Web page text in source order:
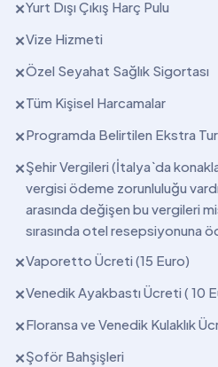
✕Yurt Dışı Çıkış Harç Pulu
✕Vize Hizmeti
✕Özel Seyahat Sağlık Sigortası
✕Tüm Kişisel Harcamalar
✕Programda Belirtilen Ekstra
✕Şehir Vergileri (İtalya`da
vergisi ödeme zorunluluğu
arasında değişen bu vergileri
sırasında otel resepsiyonuna
✕Vaporetto Ücreti (15 Euro)
✕Venedik Ayakbastı Ücreti ( 10
✕Floransa ve Venedik Kulaklık
✕Şoför Bahşişleri